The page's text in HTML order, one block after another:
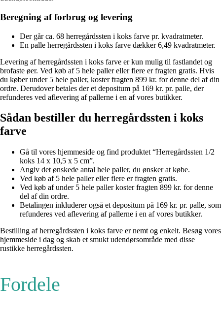
Beregning af forbrug og levering
Der går ca. 68 herregårdssten i koks farve pr. kvadratmeter.
En palle herregårdssten i koks farve dækker 6,49 kvadratmeter.
Levering af herregårdssten i koks farve er kun mulig til fastlandet og
brofaste øer. Ved køb af 5 hele paller eller flere er fragten gratis. Hvis
du køber under 5 hele paller, koster fragten 899 kr. for denne del af din
ordre. Derudover betales der et depositum på 169 kr. pr. palle, der
refunderes ved aflevering af pallerne i en af vores butikker.
Sådan bestiller du herregårdssten i koks
farve
Gå til vores hjemmeside og find produktet “Herregårdssten 1/2
koks 14 x 10,5 x 5 cm”.
Angiv det ønskede antal hele paller, du ønsker at købe.
Ved køb af 5 hele paller eller flere er fragten gratis.
Ved køb af under 5 hele paller koster fragten 899 kr. for denne
del af din ordre.
Betalingen inkluderer også et depositum på 169 kr. pr. palle, som
refunderes ved aflevering af pallerne i en af vores butikker.
Bestilling af herregårdssten i koks farve er nemt og enkelt. Besøg vores
hjemmeside i dag og skab et smukt udendørsområde med disse
rustikke herregårdssten.
Fordele